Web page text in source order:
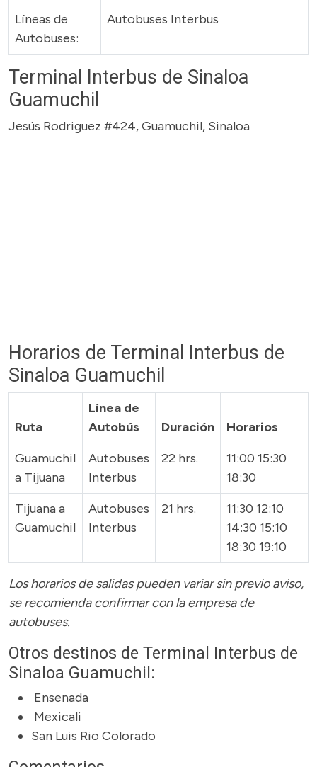
Líneas de
Autobuses:
Autobuses Interbus
Terminal Interbus de Sinaloa
Guamuchil
Jesús Rodriguez #424, Guamuchil, Sinaloa
Horarios de Terminal Interbus de
Sinaloa Guamuchil
Ruta
Línea de
Autobús
Duración
Horarios
Guamuchil
a Tijuana
Autobuses
Interbus
22 hrs.
11:00 15:30
18:30
Tijuana a
Guamuchil
Autobuses
Interbus
21 hrs.
11:30 12:10
14:30 15:10
18:30 19:10
Los horarios de salidas pueden variar sin previo aviso,
se recomienda confirmar con la empresa de
autobuses.
Otros destinos de Terminal Interbus de
Sinaloa Guamuchil:
Ensenada
Mexicali
San Luis Rio Colorado